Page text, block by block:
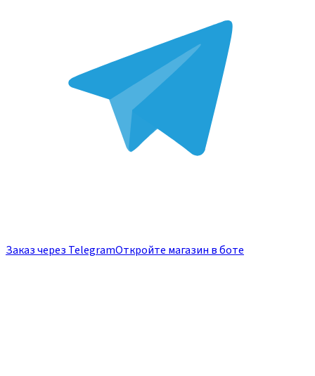
Заказ через TelegramОткройте магазин в боте